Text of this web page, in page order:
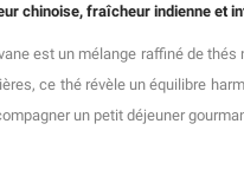
chinoise, fraîcheur indienne et
est un mélange raffiné de
ce thé révèle un équilibre
un petit déjeuner